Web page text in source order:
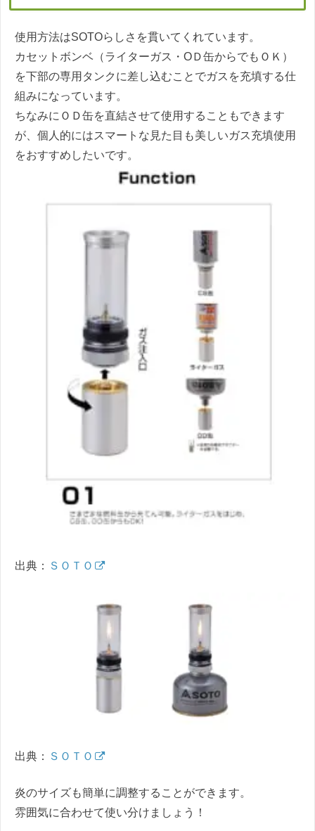
使用方法はSOTOらしさを貫いてくれています。
カセットボンベ（ライターガス・OＤ缶からでもＯＫ）
を下部の専用タンクに差し込むことでガスを充填する仕
組みになっています。
ちなみにＯＤ缶を直結させて使用することもできます
が、個人的にはスマートな見た目も美しいガス充填使用
をおすすめしたいです。
出典： ＳＯＴＯ
出典： ＳＯＴＯ
炎のサイズも簡単に調整することができます。
雰囲気に合わせて使い分けましょう！